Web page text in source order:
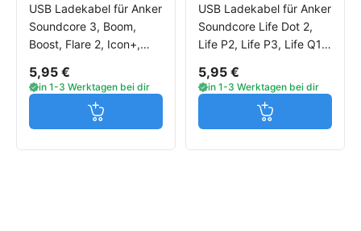
USB Ladekabel für Anker
Soundcore 3, Boom,
Boost, Flare 2, Icon+,
A2
5,95 €
in 1-3 Werktagen bei dir
Jetzt in den Warenkorb
USB Ladekabel für Anker
Soundcore Life Dot 2,
Life P2, Life P3, Life Q10,
5,95 €
in 1-3 Werktagen bei dir
Jetzt in den